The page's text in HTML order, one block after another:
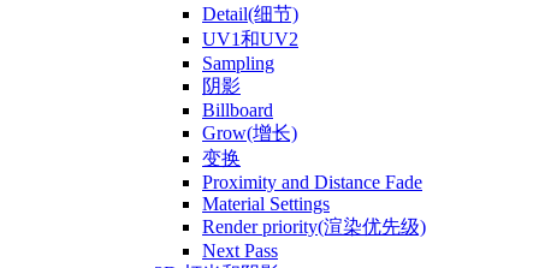
Detail(细节)
UV1和UV2
Sampling
阴影
Billboard
Grow(增长)
变换
Proximity and Distance Fade
Material Settings
Render priority(渲染优先级)
Next Pass